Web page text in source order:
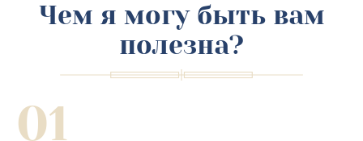
Чем я могу быть вам
полезна?
01